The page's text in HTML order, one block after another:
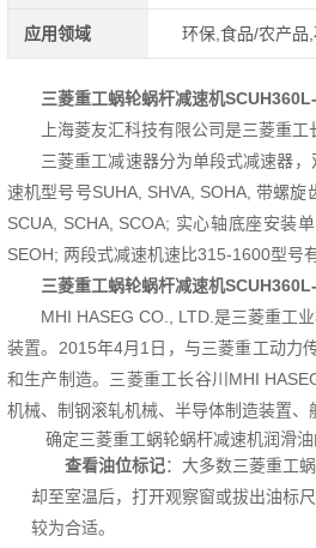
应用领域 环保,食品/农产品
三菱重工蜗轮蜗杆减速机
上海菱友汇科技有限公司是三菱重
三菱重工减速器分为单段式减速器
速机型号号SUHA, SHVA, SOHA, 带螺
SCUA, SCHA, SCOA; 实心轴底座安装
SEOH; 两段式减速机速比315-1600型号
三菱重工蜗轮蜗杆减速机
MHI HASEG CO., LTD.是三菱重工
装置。2015年4月1日，与三菱重工动力
和生产制造。三菱重工长谷川MHI
机械、制钢滚轧机械、半导体制造装置、
确定三菱重工蜗轮蜗杆减速机润滑
查看油位标记：大多数三菱重工
却至室温后，打开观察窗或拔出油标
较为合适。